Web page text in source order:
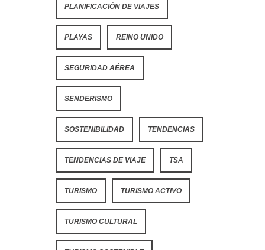
PLANIFICACIÓN DE VIAJES
PLAYAS REINO UNIDO
SEGURIDAD AÉREA
SENDERISMO
SOSTENIBILIDAD TENDENCIAS
TENDENCIAS DE VIAJE TSA
TURISMO TURISMO ACTIVO
TURISMO CULTURAL